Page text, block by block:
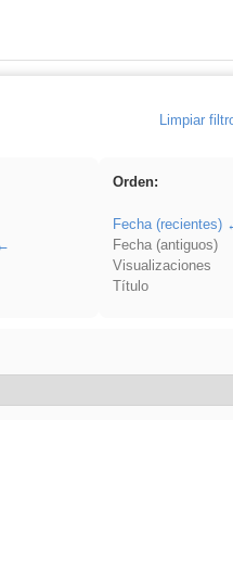
Limpiar
Orden:
Fecha (recientes)
Fecha (antiguos)
Visualizaciones
Título